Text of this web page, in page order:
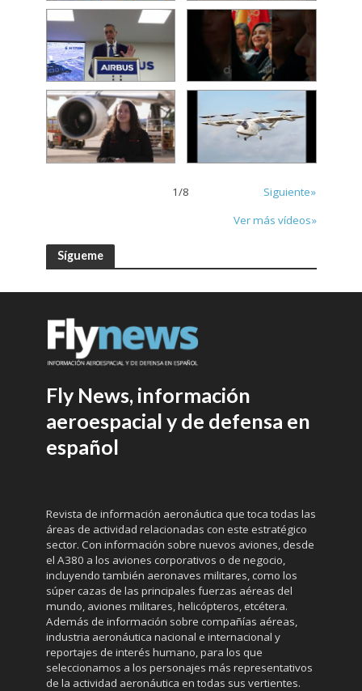
1/8
Siguiente»
Ver más vídeos»
Sígueme
Fly News, información
aeroespacial y de defensa en
español
Revista de información aeronáutica que toca todas las
áreas de actividad relacionadas con este estratégico
sector. Con información sobre nuevos aviones, desde
el A380 a los aviones corporativos o de negocio,
incluyendo también aeronaves militares, como los
súper cazas de las principales fuerzas aéreas del
mundo, aviones militares, helicópteros, etcétera.
Además de información sobre compañías aéreas,
industria aeronáutica nacional e internacional y
reportajes de interés humano, para los que
seleccionamos a los personajes más representativos
de la actividad aeronáutica en todas sus vertientes.